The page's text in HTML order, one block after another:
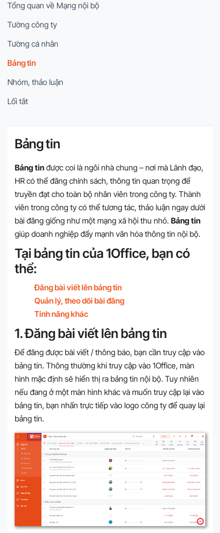
Tổng quan về Mạng nội bộ
Tường công ty
Tường cá nhân
Bảng tin
Nhóm, thảo luận
Lối tắt
Bảng tin
Bảng tin được coi là ngôi nhà chung – nơi mà Lãnh đạo,
HR có thể đăng chính sách, thông tin quan trọng để
truyền đạt cho toàn bộ nhân viên trong công ty. Thành
viên trong công ty có thể tương tác, thảo luận ngay dưới
bài đăng giống như một mạng xã hội thu nhỏ. Bảng tin
giúp doanh nghiệp đẩy mạnh văn hóa thông tin nội bộ.
Tại bảng tin của 1Office, bạn có
thể:
Đăng bài viết lên bảng tin
Quản lý, theo dõi bài đăng
Tính năng khác
1. Đăng bài viết lên bảng tin
Để đăng được bài viết / thông báo, bạn cần truy cập vào
bảng tin. Thông thường khi truy cập vào 1Office, màn
hình mặc định sẽ hiển thị ra bảng tin nội bộ. Tuy nhiên
nếu đang ở một màn hình khác và muốn truy cập lại vào
bảng tin, bạn nhấn trực tiếp vào logo công ty để quay lại
bảng tin.